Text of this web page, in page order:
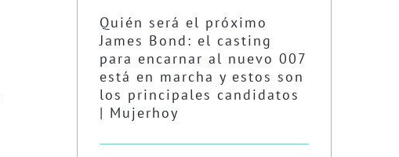
Quién será el próximo
James Bond: el casting
para encarnar al nuevo 007
está en marcha y estos son
los principales candidatos
| Mujerhoy